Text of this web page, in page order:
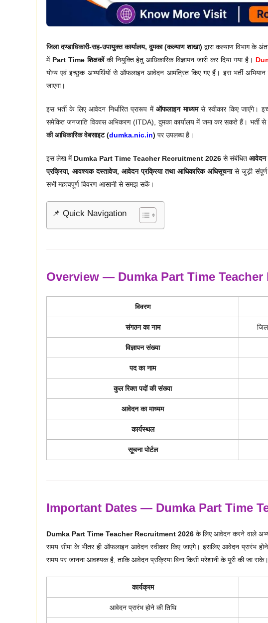
जिला दण्डाधिकारी-सह-उपायुक्त कार्यालय, दुमका (कल्याण शाखा) द्वारा कल्याण विभाग के
में Part Time शिक्षकोंकी नियुक्ति हेतु आधिकारिक विज्ञापन जारी कर दिया गया है।
योग्य एवं इच्छुक अभ्यर्थियों से ऑफलाइन आवेदन आमंत्रित किए गए हैं। इस भर्ती अभियान
जाएगा।
इस भर्ती के लिए आवेदन निर्धारित प्रारूप मेंऑफलाइन माध्यमसे स्वीकार किए जाएंगे।
समेकित जनजाति विकास अभिकरण (ITDA), दुमका कार्यालय में जमा कर सकते हैं। भर्ती
की आधिकारिक वेबसाइट (dumka.nic.in) पर उपलब्ध है।
इस लेख में Dumka Part Time Teacher Recruitment 2026 से संबंधित आवेदन
प्रक्रिया, आवश्यक दस्तावेज, आवेदन प्रक्रिया तथा आधिकारिक अधिसूचनासे जुड़ी संपूर्ण
सभी महत्वपूर्ण विवरण आसानी से समझ सकें।
📌 Quick Navigation
Overview — Dumka Part Time Teacher
विवरण
संगठन का नाम
विज्ञापन संख्या
पद का नाम
कुल रिक्त पदों की संख्या
आवेदन का माध्यम
कार्यस्थल
सूचना पोर्टल
Important Dates — Dumka Part Time
Dumka Part Time Teacher Recruitment 2026 के लिए आवेदन करने वाले
समय सीमा के भीतर ही ऑफलाइन आवेदन स्वीकार किए जाएंगे। इसलिए आवेदन प्रारंभ होने
समय पर जानना आवश्यक है, ताकि आवेदन प्रक्रिया बिना किसी परेशानी के पूरी की जा सके।
कार्यक्रम
आवेदन प्रारंभ होने की तिथि